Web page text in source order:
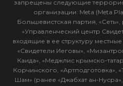
запрещены следующие
организации: Meta (Meta
Большевистская партия,
«Управленческий центр
входящие в ее структуру
«Свидетели Иеговы»,
Каида», «Меджлис крымско-
Корчинского, «Артподготовка»,
Шам» (ранее «Джабхат ан-